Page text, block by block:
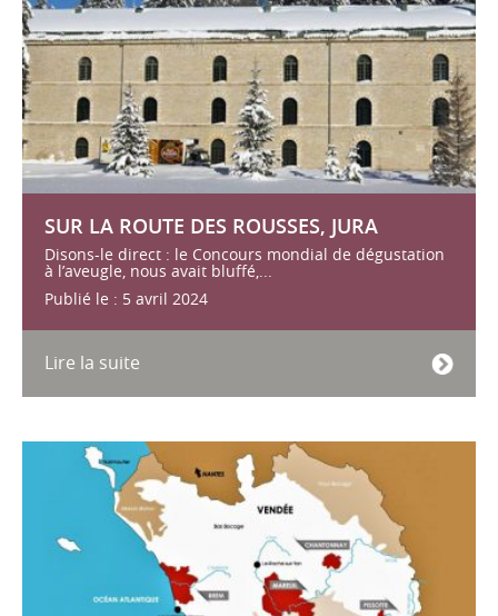
SUR LA ROUTE DES ROUSSES, JURA
Disons-le direct : le Concours mondial de dégustation
à l’aveugle, nous avait bluffé,...
Publié le : 5 avril 2024
Lire la suite